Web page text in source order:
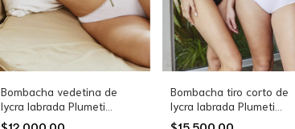
Bombacha vedetina de
lycra labrada Plumeti
(43235)
Bombacha tiro corto de
lycra labrada Plumeti
(43232)